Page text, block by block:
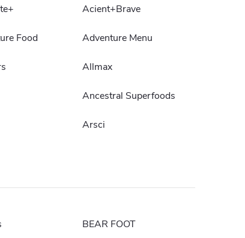
Acient+Brave
Food Adventure Menu
Allmax
Ancestral Superfoods
Arsci
BEAR FOOT